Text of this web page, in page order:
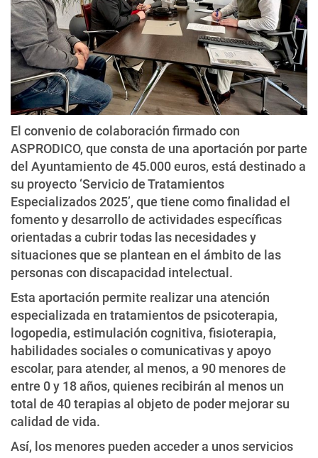
El convenio de colaboración firmado con
ASPRODICO, que consta de una aportación por parte
del Ayuntamiento de 45.000 euros, está destinado a
su proyecto ‘Servicio de Tratamientos
Especializados 2025’, que tiene como finalidad el
fomento y desarrollo de actividades específicas
orientadas a cubrir todas las necesidades y
situaciones que se plantean en el ámbito de las
personas con discapacidad intelectual.
Esta aportación permite realizar una atención
especializada en tratamientos de psicoterapia,
logopedia, estimulación cognitiva, fisioterapia,
habilidades sociales o comunicativas y apoyo
escolar, para atender, al menos, a 90 menores de
entre 0 y 18 años, quienes recibirán al menos un
total de 40 terapias al objeto de poder mejorar su
calidad de vida.
Así, los menores pueden acceder a unos servicios